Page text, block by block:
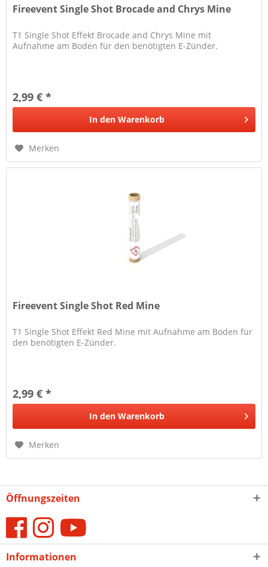
Fireevent Single Shot Brocade and Chrys Mine
T1 Single Shot Effekt Brocade and Chrys Mine mit
Aufnahme am Boden für den benötigten E-Zünder.
2,99 € *
In den Warenkorb
Merken
Fireevent Single Shot Red Mine
T1 Single Shot Effekt Red Mine mit Aufnahme am Boden für
den benötigten E-Zünder.
2,99 € *
In den Warenkorb
Merken
Öffnungszeiten
Informationen